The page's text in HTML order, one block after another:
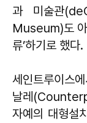
과 미술관
Museum)도 아
류’하기로 했다.
세인트루이스
날레
자예의 대형설